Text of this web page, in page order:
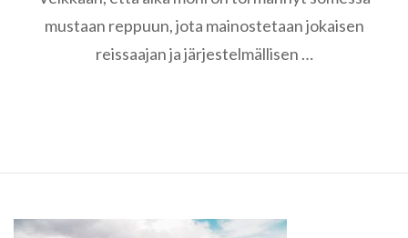
Zeeksack-
reppu
mustaan reppuun, jota mainostetaan jokaisen
reissaajan ja järjestelmällisen …